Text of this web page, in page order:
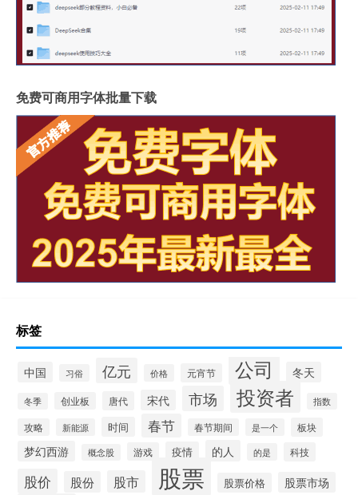
免费可商用字体批量下载
标签
中国 习俗 亿元 价格 元宵节 公司 冬天
冬季 创业板 唐代 宋代 市场 投资者 指数
攻略 新能源 时间 春节 春节期间 是一个 板块
梦幻西游 概念股 游戏 疫情 的人 的是 科技
股价 股份 股市 股票 股票价格 股票市场